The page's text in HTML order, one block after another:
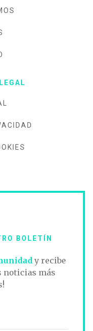
BOLETÍN
y recibe
noticias más